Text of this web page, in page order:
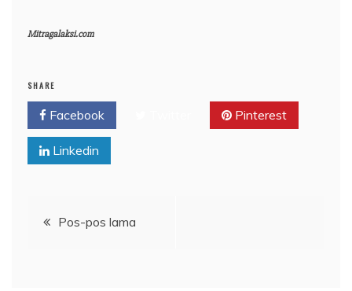
Mitragalaksi.com
SHARE
Facebook Pinterest
Linkedin
Navigasi
Pos-pos lama